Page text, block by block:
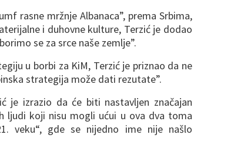
rasne mržnje Albanaca”, prema Srbima,
i duhovne kulture, Terzić je dodao
se za srce naše zemlje”.
u borbi za KiM, Terzić je priznao da ne
strategija može dati rezutate”.
je izrazio da će biti nastavljen značajan
ljudi koji nisu mogli ućui u ova dva toma
veku“, gde se nijedno ime nije našlo